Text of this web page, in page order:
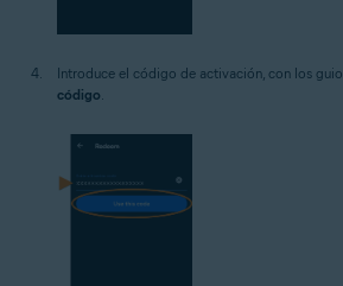
Introduce el código de activación, con los
código